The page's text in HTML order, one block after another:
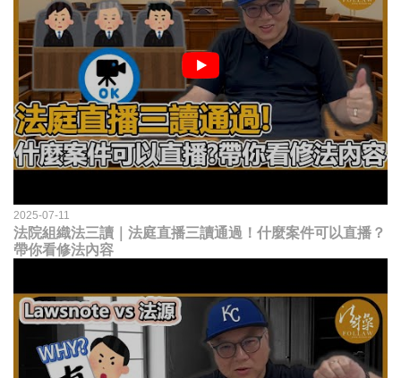
2025-07-11
法院組織法三讀｜法庭直播三讀通過！什麼案件可以直播？
帶你看修法內容